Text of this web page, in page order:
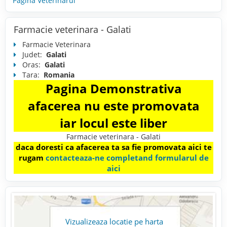
Farmacie veterinara - Galati
Farmacie Veterinara
Judet: Galati
Oras: Galati
Tara: Romania
Pagina Demonstrativa
afacerea nu este promovata
iar locul este liber
Farmacie veterinara - Galati
daca doresti ca afacerea ta sa fie promovata aici te
rugam contacteaza-ne completand formularul de
aici
Vizualizeaza locatie pe harta